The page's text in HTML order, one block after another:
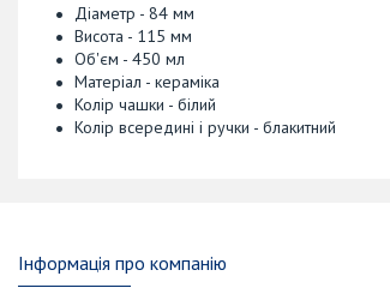
Діаметр - 84 мм
Висота - 115 мм
Об'єм - 450 мл
Матеріал - кераміка
Колір чашки - білий
Колір всередині і ручки - блакитний
Інформація про компанію